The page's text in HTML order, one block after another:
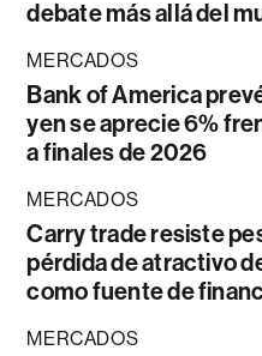
debate más allá del
MERCADOS
Bank of America
yen se aprecie 6%
a finales de 2026
MERCADOS
Carry trade resiste
pérdida de atractivo
como fuente de
MERCADOS